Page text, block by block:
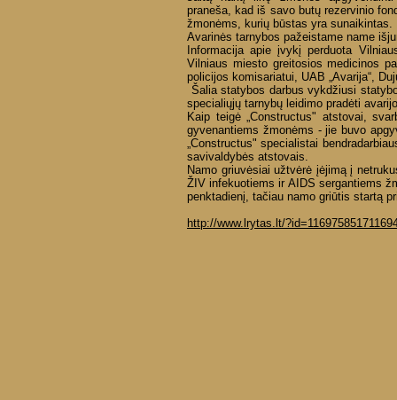
praneša, kad iš savo butų rezervinio
žmonėms, kurių būstas yra sunaikintas.
Avarinės tarnybos pažeistame name
Informacija apie įvykį perduota
Vilniaus miesto greitosios medicinos
policijos komisariatui, UAB „Avarija“,
Šalia statybos darbus vykdžiusi
specialiųjų tarnybų leidimo pradėti
Kaip teigė „Constructus" atstovai,
gyvenantiems žmonėms - jie buvo
„Constructus" specialistai
savivaldybės atstovais.
Namo griuvėsiai užtvėrė įėjimą į
ŽIV infekuotiems ir AIDS sergantiems
penktadienį, tačiau namo griūtis startą
http://www.lrytas.lt/